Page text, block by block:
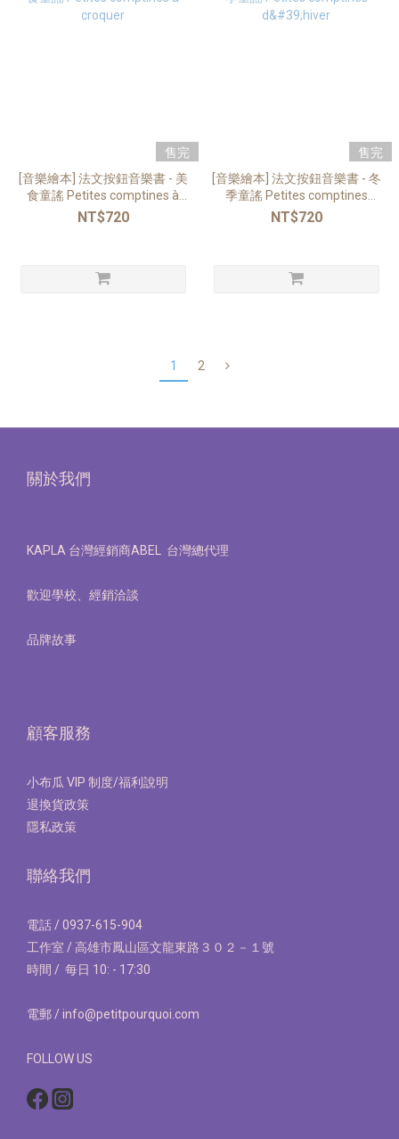
售完
[音樂繪本] 法文按鈕音樂書 - 美
食童謠 Petites comptines à
croquer
NT$720
售完
[音樂繪本] 法文按鈕音樂書 - 冬
季童謠 Petites comptines
d'hiver
NT$720
1 2
關於我們
KAPLA 台灣經銷商ABEL 台灣總代理
歡迎學校、經銷洽談
品牌故事
顧客服務
小布瓜 VIP 制度/福利說明
退換貨政策
隱私政策
聯絡我們
電話 / 0937-615-904
工作室 / 高雄市鳳山區文龍東路３０２－１號
時間 / 每日 10: - 17:30
電郵 / info@petitpourquoi.com
FOLLOW US